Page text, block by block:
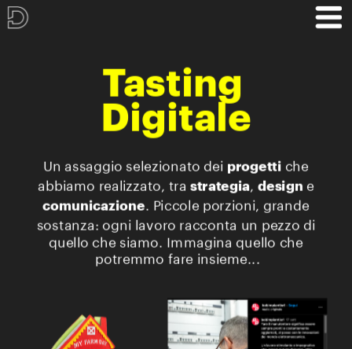
Tasting
Digitale
Un assaggio selezionato dei progetti che
abbiamo realizzato, tra strategia, design
comunicazione. Piccole porzioni, grande
sostanza: ogni lavoro racconta un pezzo di
quello che siamo. Immagina quello che
potremmo fare insieme...